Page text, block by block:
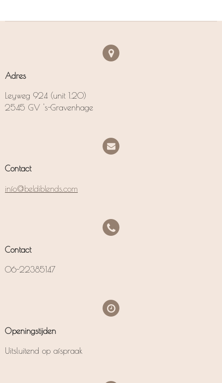
Adres
Leyweg 924 (unit 1.20)
2545 GV 's-Gravenhage
Contact
info@beldiblends.com
Contact
06-22385147
Openingstijden
Uitsluitend op afspraak